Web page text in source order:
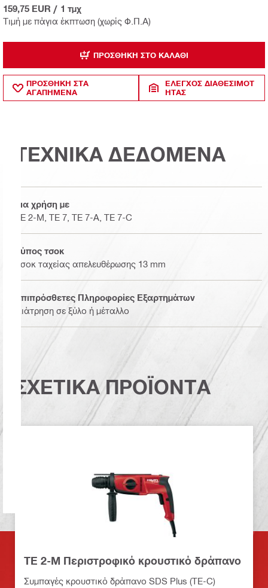
Τιμή με πάγια έκπτωση (χωρίς Φ.Π.Α)
159,75 EUR / 1 τμχ
ΠΡΟΣΘΉΚΗ ΣΤΟ ΚΑΛΆΘΙ
ΠΡΟΣΘΗΚΗ ΣΤΑ
ΑΓΑΠΗΜΕΝΑ
ΈΛΕΓΧΟΣ ΔΙΑΘΕΣΙΜΌΤ
ΗΤΑΣ
ΤΕΧΝΙΚΑ ΔΕΔΟΜΕΝΑ
Για χρήση με
TE 2-M, TE 7, TE 7-A, TE 7-C
Τύπος τσοκ
Τσοκ ταχείας απελευθέρωσης 13 mm
Επιπρόσθετες Πληροφορίες Εξαρτημάτων
Διάτρηση σε ξύλο ή μέταλλο
ΣΧΕΤΙΚΑ ΠΡΟΪΟΝΤΑ
TE 2-M Περιστροφικό κρουστικό δράπανο
Συμπαγές κρουστικό δράπανο SDS Plus (TE-C)